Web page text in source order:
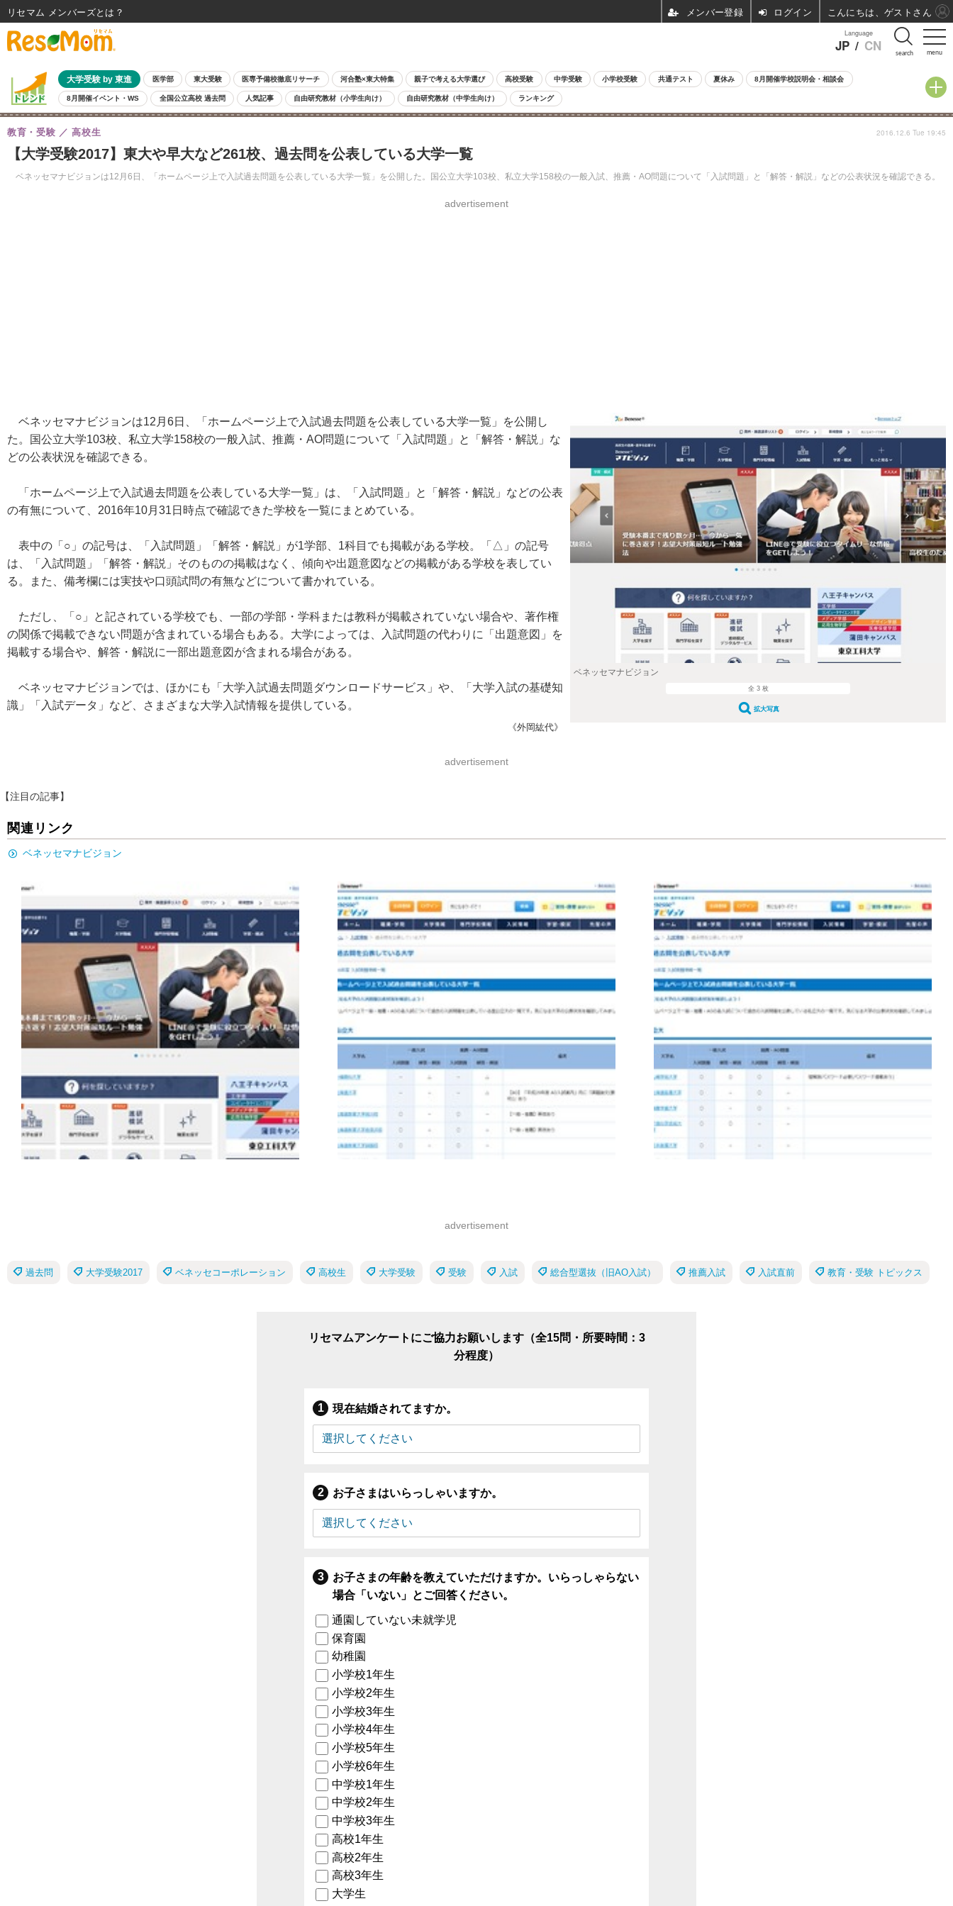
menu
Language
JP / CN search
大学受験 by 東進 医学部 東大受験 医専予備校徹底リサーチ 河合塾×東大特集 親子で考える大学選び 高校受験 中学受験 小学校受験 共通テスト 夏休み 8月開催学校説明会・相談会
8月開催イベント・WS 全国公立高校 過去問 人気記事 自由研究教材（小学生向け） 自由研究教材（中学生向け） ランキング
【大学受験2017】東大や早大など261校、過去問を公表している大学一覧
ベネッセマナビジョンは12月6日、「ホームページ上で入試過去問題を公表している大学一覧」を公開した。国公立大学103校、私立大学158校の一般入試、推薦・AO問題について「入試問題」と「解答・解説」などの公表状況を確認できる。
教育・受験 高校生
advertisement
2016.12.6 Tue 19:45
ベネッセマナビジョン
全 3 枚
拡大写真
ベネッセマナビジョンは12月6日、「ホームページ上で入試過去問題を公表している大学一覧」を公開し
た。国公立大学103校、私立大学158校の一般入試、推薦・AO問題について「入試問題」と「解答・解説」な
どの公表状況を確認できる。
「ホームページ上で入試過去問題を公表している大学一覧」は、「入試問題」と「解答・解説」などの公表
の有無について、2016年10月31日時点で確認できた学校を一覧にまとめている。
表中の「○」の記号は、「入試問題」「解答・解説」が1学部、1科目でも掲載がある学校。「△」の記号
は、「入試問題」「解答・解説」そのものの掲載はなく、傾向や出題意図などの掲載がある学校を表してい
る。また、備考欄には実技や口頭試問の有無などについて書かれている。
ただし、「○」と記されている学校でも、一部の学部・学科または教科が掲載されていない場合や、著作権
の関係で掲載できない問題が含まれている場合もある。大学によっては、入試問題の代わりに「出題意図」を
掲載する場合や、解答・解説に一部出題意図が含まれる場合がある。
ベネッセマナビジョンでは、ほかにも「大学入試過去問題ダウンロードサービス」や、「大学入試の基礎知
識」「入試データ」など、さまざまな大学入試情報を提供している。
《外岡紘代》
advertisement
【注目の記事】
関連リンク
ベネッセマナビジョン
advertisement
過去問 大学受験2017 ベネッセコーポレーション 高校生 大学受験 受験 入試 総合型選抜（旧AO入試） 推薦入試 入試直前 教育・受験 トピックス
リセマムアンケートにご協力お願いします（全15問・所要時間：3
分程度）
現在結婚されてますか。
お子さまはいらっしゃいますか。
お子さまの年齢を教えていただけますか。いらっしゃらない
場合「いない」とご回答ください。
通園していない未就学児
保育園
幼稚園
小学校1年生
小学校2年生
小学校3年生
小学校4年生
小学校5年生
小学校6年生
中学校1年生
中学校2年生
中学校3年生
高校1年生
高校2年生
高校3年生
大学生
リセマム メンバーズ ログイン こんにちは、ゲストさん